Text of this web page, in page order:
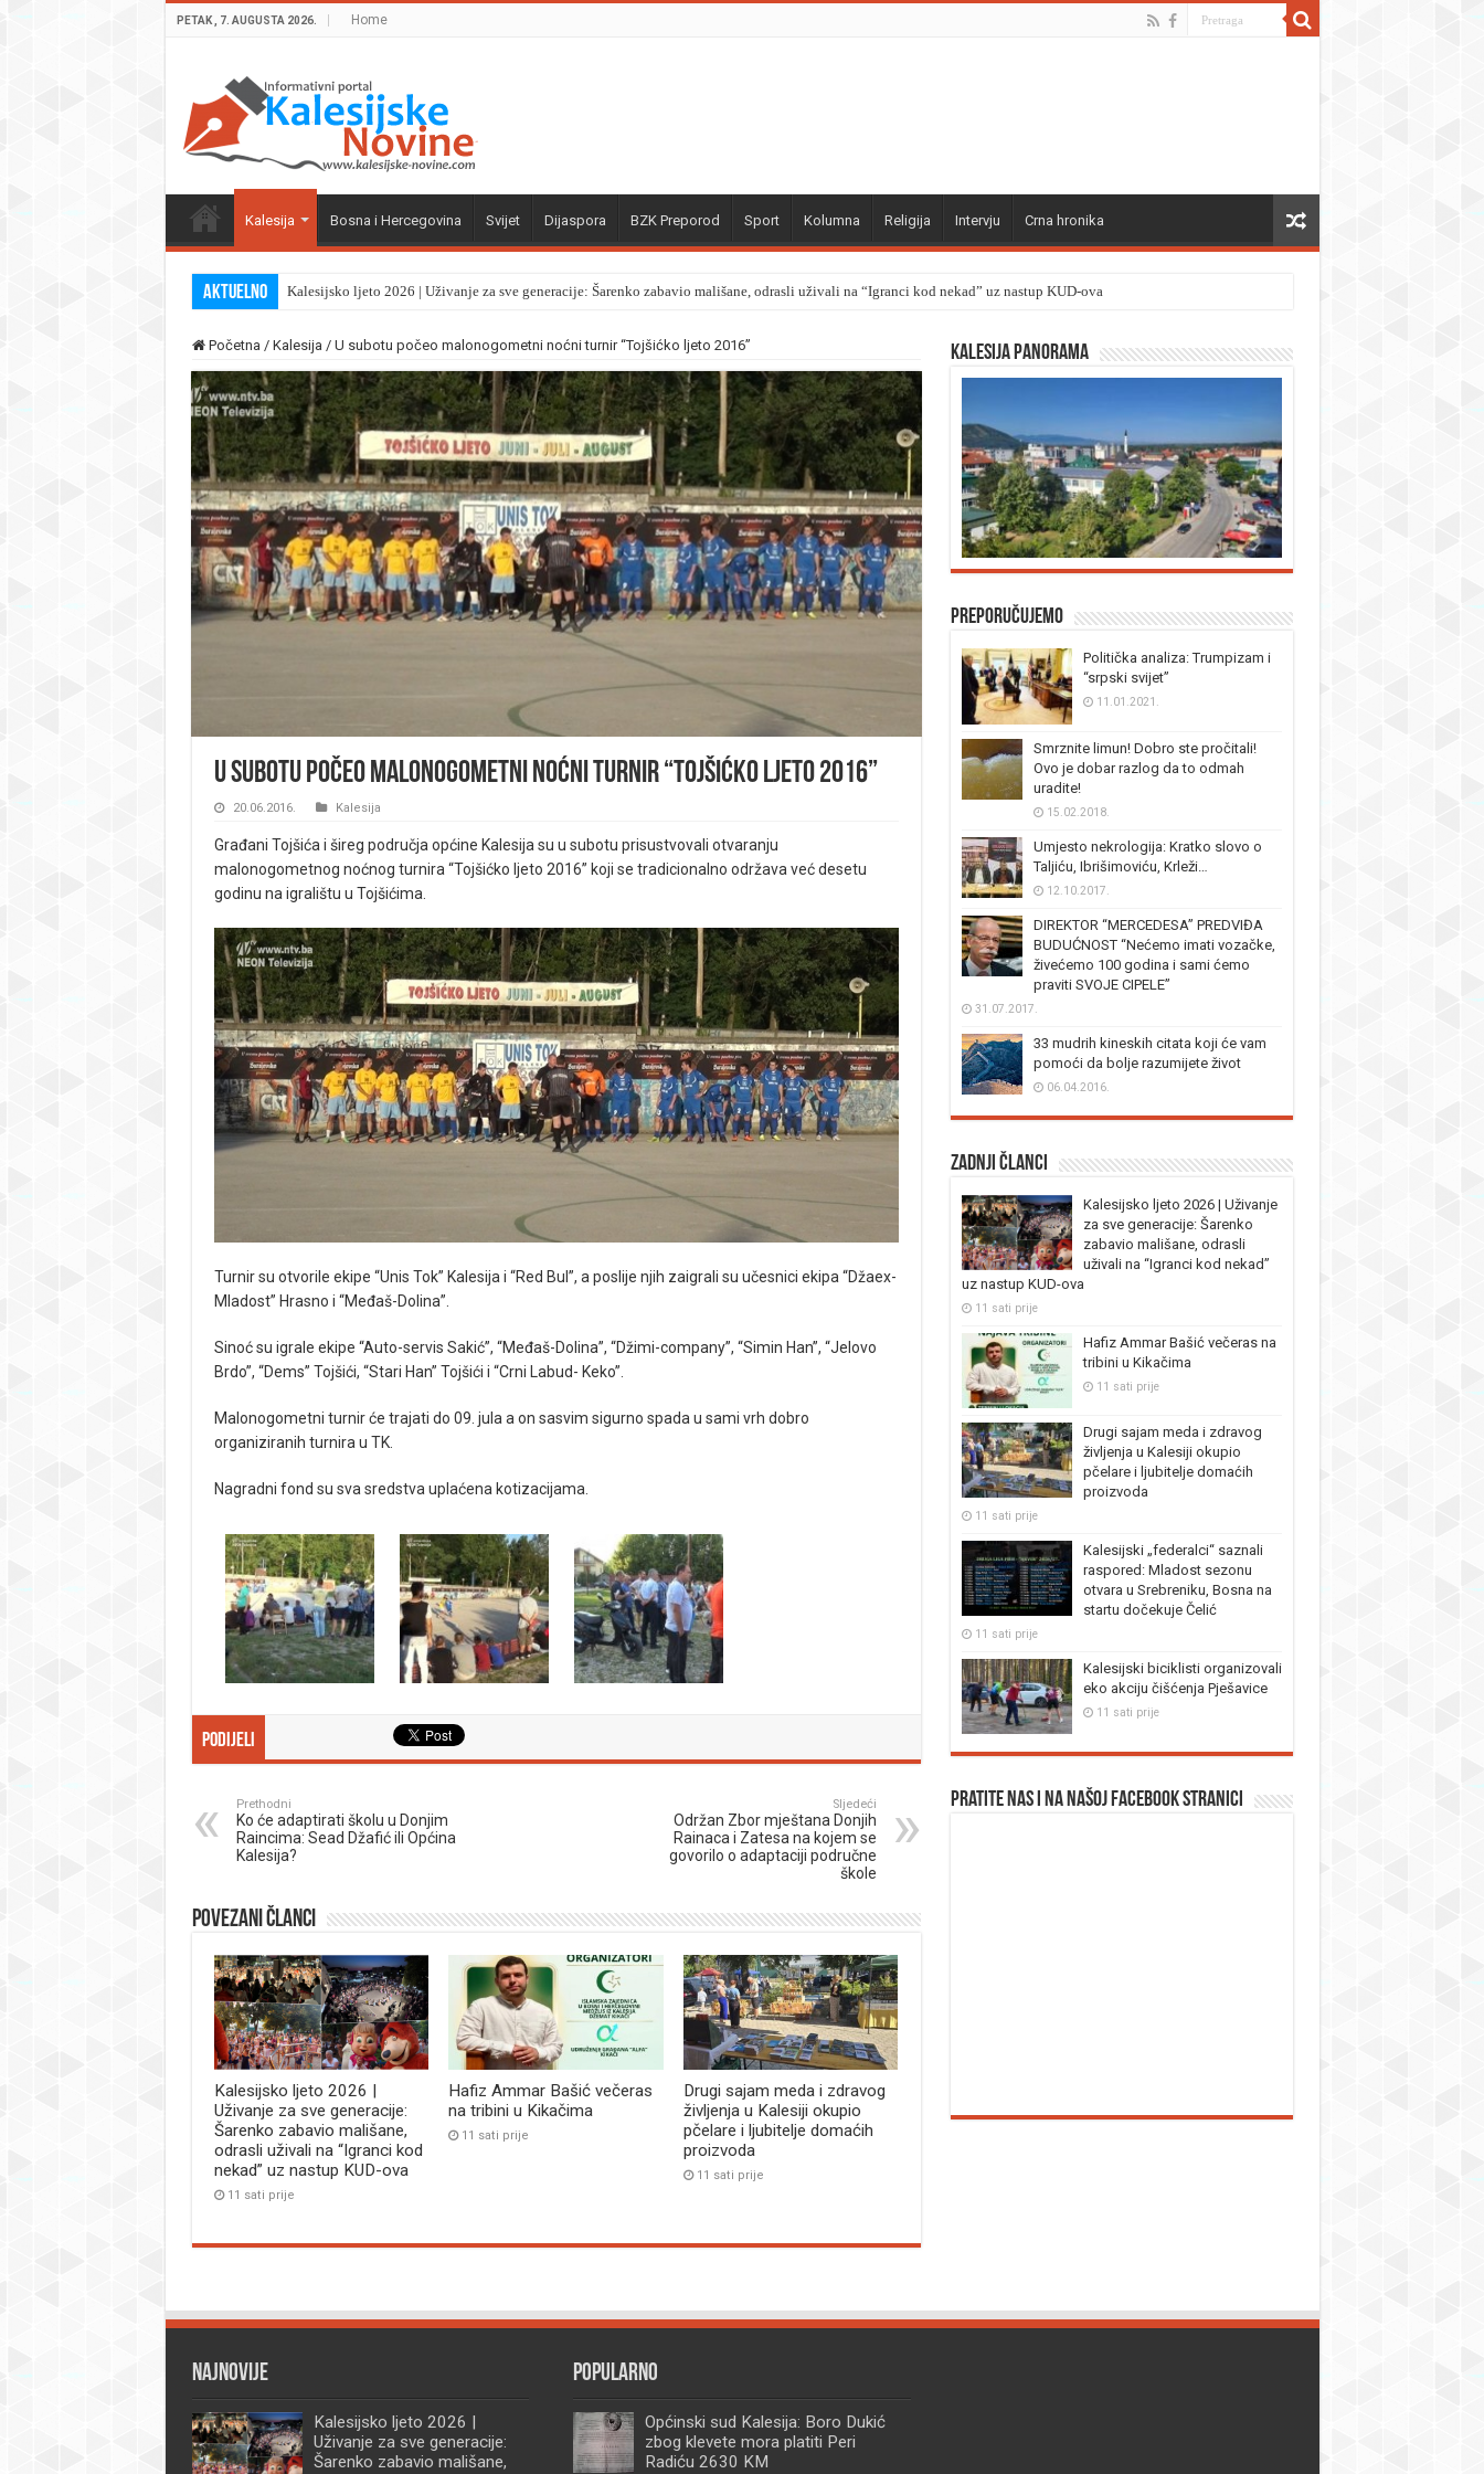
PETAK , 7. AUGUSTA 2026. Home
Kalesija Bosna i Hercegovina Svijet Dijaspora BZK Preporod Sport Kolumna Religija Intervju Crna hronika
Aktuelno Kalesijsko ljeto 2026 | Uživanje za sve generacije: Šarenko zabavio mališane, odrasli uživali na “Igranci kod nekad” uz nastup KUD-ova
Početna / Kalesija / U subotu počeo malonogometni noćni turnir “Tojšićko ljeto 2016”
U subotu počeo malonogometni noćni turnir “Tojšićko ljeto 2016”
20.06.2016. Kalesija
Građani Tojšića i šireg područja općine Kalesija su u subotu prisustvovali otvaranju
malonogometnog noćnog turnira “Tojšićko ljeto 2016” koji se tradicionalno održava već desetu
godinu na igralištu u Tojšićima.
Turnir su otvorile ekipe “Unis Tok” Kalesija i “Red Bul”, a poslije njih zaigrali su učesnici ekipa “Džaex-
Mladost” Hrasno i “Međaš-Dolina”.
Sinoć su igrale ekipe “Auto-servis Sakić”, “Međaš-Dolina”, “Džimi-company”, “Simin Han”, “Jelovo
Brdo”, “Dems” Tojšići, “Stari Han” Tojšići i “Crni Labud- Keko”.
Malonogometni turnir će trajati do 09. jula a on sasvim sigurno spada u sami vrh dobro
organiziranih turnira u TK.
Nagradni fond su sva sredstva uplaćena kotizacijama.
Podijeli
Prethodni
Ko će adaptirati školu u Donjim
Raincima: Sead Džafić ili Općina
Kalesija?
Sljedeći
Održan Zbor mještana Donjih
Rainaca i Zatesa na kojem se
govorilo o adaptaciji područne
škole
Povezani članci
Kalesijsko ljeto 2026 |
Uživanje za sve generacije:
Šarenko zabavio mališane,
odrasli uživali na “Igranci kod
nekad” uz nastup KUD-ova
11 sati prije
Hafiz Ammar Bašić večeras
na tribini u Kikačima
11 sati prije
Drugi sajam meda i zdravog
življenja u Kalesiji okupio
pčelare i ljubitelje domaćih
proizvoda
11 sati prije
Kalesija panorama
Preporučujemo
Politička analiza: Trumpizam i
“srpski svijet”
11.01.2021.
Smrznite limun! Dobro ste pročitali!
Ovo je dobar razlog da to odmah
uradite!
15.02.2018.
Umjesto nekrologija: Kratko slovo o
Taljiću, Ibrišimoviću, Krleži…
12.10.2017.
DIREKTOR “MERCEDESA” PREDVIĐA
BUDUĆNOST “Nećemo imati vozačke,
živećemo 100 godina i sami ćemo
praviti SVOJE CIPELE”
31.07.2017.
33 mudrih kineskih citata koji će vam
pomoći da bolje razumijete život
06.04.2016.
Zadnji članci
Kalesijsko ljeto 2026 | Uživanje
za sve generacije: Šarenko
zabavio mališane, odrasli
uživali na “Igranci kod nekad”
uz nastup KUD-ova
11 sati prije
Hafiz Ammar Bašić večeras na
tribini u Kikačima
11 sati prije
Drugi sajam meda i zdravog
življenja u Kalesiji okupio
pčelare i ljubitelje domaćih
proizvoda
11 sati prije
Kalesijski „federalci“ saznali
raspored: Mladost sezonu
otvara u Srebreniku, Bosna na
startu dočekuje Čelić
11 sati prije
Kalesijski biciklisti organizovali
eko akciju čišćenja Pješavice
11 sati prije
Pratite nas i na našoj facebook stranici
Najnovije
Kalesijsko ljeto 2026 |
Uživanje za sve generacije:
Šarenko zabavio mališane,
Popularno
Općinski sud Kalesija: Boro Dukić
zbog klevete mora platiti Peri
Radiću 2630 KM